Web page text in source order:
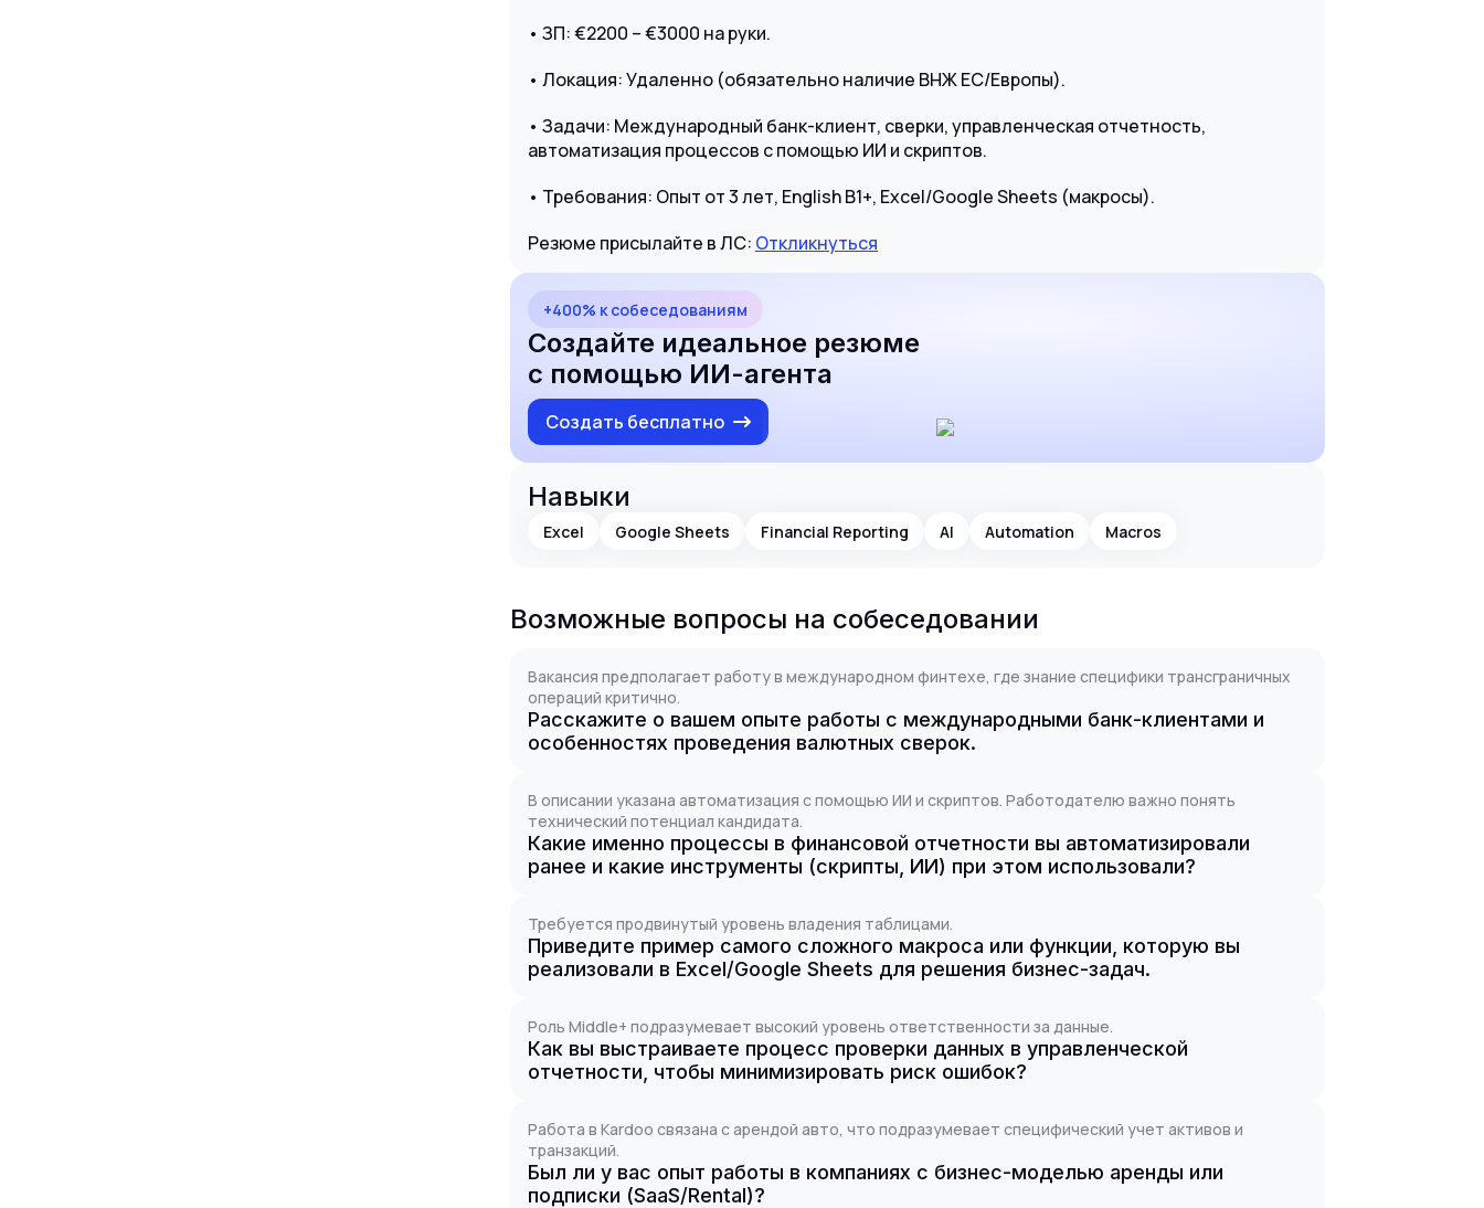
• ЗП: €2200 – €3000 на руки.
• Локация: Удаленно (обязательно наличие ВНЖ ЕС/Европы).
• Задачи: Международный банк-клиент, сверки, управленческая отчетность,
автоматизация процессов с помощью ИИ и скриптов.
• Требования: Опыт от 3 лет, English B1+, Excel/Google Sheets (макросы).
Резюме присылайте в ЛС: Откликнуться
+400% к собеседованиям
Создайте идеальное резюме
с помощью ИИ-агента
Создать бесплатно
Навыки
Excel Google Sheets Financial Reporting AI Automation Macros
Возможные вопросы на собеседовании
Вакансия предполагает работу в международном финтехе, где знание специфики трансграничных
операций критично.
Расскажите о вашем опыте работы с международными банк-клиентами и
особенностях проведения валютных сверок.
В описании указана автоматизация с помощью ИИ и скриптов. Работодателю важно понять
технический потенциал кандидата.
Какие именно процессы в финансовой отчетности вы автоматизировали
ранее и какие инструменты (скрипты, ИИ) при этом использовали?
Требуется продвинутый уровень владения таблицами.
Приведите пример самого сложного макроса или функции, которую вы
реализовали в Excel/Google Sheets для решения бизнес-задач.
Роль Middle+ подразумевает высокий уровень ответственности за данные.
Как вы выстраиваете процесс проверки данных в управленческой
отчетности, чтобы минимизировать риск ошибок?
Работа в Kardoo связана с арендой авто, что подразумевает специфический учет активов и
транзакций.
Был ли у вас опыт работы в компаниях с бизнес-моделью аренды или
подписки (SaaS/Rental)?